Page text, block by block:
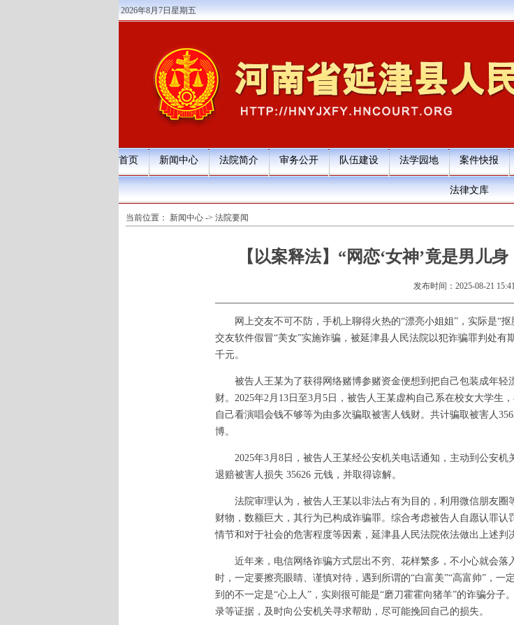
2026年8月7日星期五
首页 新闻中心 法院简介 审务公开 队伍建设 法学园地 案件快报
法律文库
当前位置： 新闻中心 -> 法院要闻
【以案释法】“网恋‘女神’竟是男儿
发布时间：2025-08-21
网上交友不可不防，手机上聊得火热的“漂亮小姐姐”，实际是“抠
交友软件假冒“美女”实施诈骗，被延津县人民法院以犯诈骗罪判处
千元。
被告人王某为了获得网络赌博参赌资金便想到把自己包装成年轻
财。2025年2月13日至3月5日，被告人王某虚构自己系在校女大学生
自己看演唱会钱不够等为由多次骗取被害人钱财。共计骗取被害人
博。
2025年3月8日，被告人王某经公安机关电话通知，主动到公安机
退赔被害人损失 35626 元钱，并取得谅解。
法院审理认为，被告人王某以非法占有为目的，利用微信朋友圈
财物，数额巨大，其行为已构成诈骗罪。综合考虑被告人自愿认罪认
情节和对于社会的危害程度等因素，延津县人民法院依法做出上述判
近年来，电信网络诈骗方式层出不穷、花样繁多，不小心就会落
时，一定要擦亮眼睛、谨慎对待，遇到所谓的“白富美”“高富帅”，
到的不一定是“心上人”，实则很可能是“磨刀霍霍向猪羊”的诈骗分
录等证据，及时向公安机关寻求帮助，尽可能挽回自己的损失。